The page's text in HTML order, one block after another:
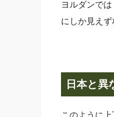
ヨルダンでは
にしか見えず
日本と異